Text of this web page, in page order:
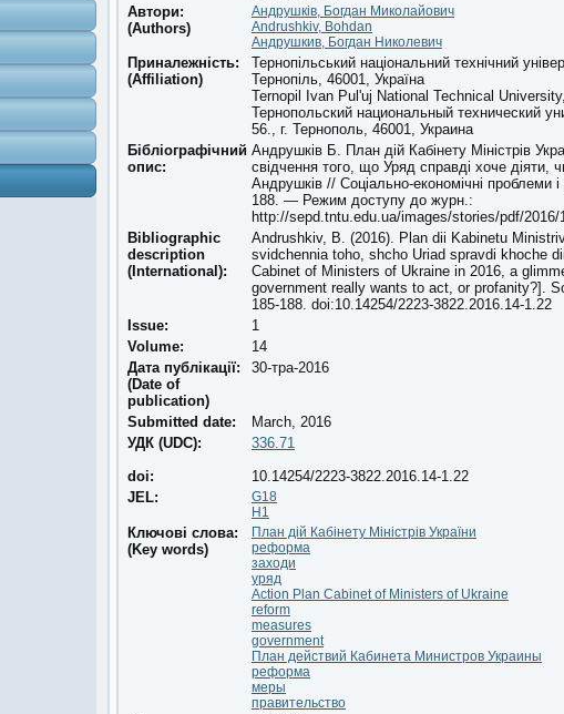
Автори:
(Authors)
Андрушків, Богдан Миколайович
Andrushkiv, Bohdan
Андрушкив, Богдан Николевич
Приналежність:
(Affiliation)
Тернопільський національний технічний
Тернопіль, 46001, Україна
Ternopil Ivan Pul'uj National Technical
Тернопольский национальный технический
56., г. Тернополь, 46001, Украина
Бібліографічний
опис:
Андрушків Б. План дій Кабінету Міністрів
свідчення того, що Уряд справді хоче
Андрушків // Соціально-економічні
188. — Режим доступу до журн.:
http://sepd.tntu.edu.ua/images/stories/pdf/2016/
Bibliographic
description
(International):
Andrushkiv, B. (2016). Plan dii Kabinetu
svidchennia toho, shcho Uriad spravdi khoche
Cabinet of Ministers of Ukraine in 2016, a
government really wants to act, or profanity?].
185-188. doi:10.14254/2223-3822.2016.14-1.22
Issue:
1
Volume:
14
Дата публікації:
(Date of
publication)
30-тра-2016
Submitted date:
March, 2016
УДК (UDC):
doi:
336.71
10.14254/2223-3822.2016.14-1.22
JEL:
G18
H1
Ключові слова:
(Key words)
План дій Кабінету Міністрів України
реформа
заходи
уряд
Action Plan Cabinet of Ministers of Ukraine
reform
measures
government
План действий Кабинета Министров Украины
реформа
меры
правительство